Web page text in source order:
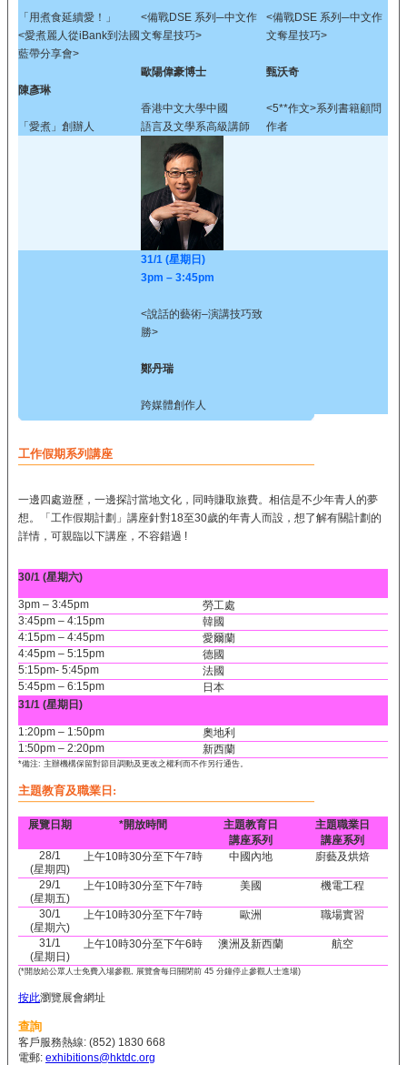
「用煮食延續愛！」
<愛煮麗人從iBank到法國
藍帶分享會>
陳彥琳
「愛煮」創辦人
<備戰DSE 系列─中文作
文奪星技巧>
歐陽偉豪博士
香港中文大學中國
語言及文學系高級講師
<備戰DSE 系列─中文作
文奪星技巧>
甄沃奇
<5**作文>系列書籍顧問
作者
31/1 (星期日)
3pm – 3:45pm
<說話的藝術–演講技巧致
勝>
鄭丹瑞
跨媒體創作人
工作假期系列講座
一邊四處遊歷，一邊探討當地文化，同時賺取旅費。相信是不少年青人的夢
想。「工作假期計劃」講座針對18至30歲的年青人而設，想了解有關計劃的
詳情，可親臨以下講座，不容錯過 !
30/1 (星期六)
3pm – 3:45pm
勞工處
3:45pm – 4:15pm
韓國
4:15pm – 4:45pm
愛爾蘭
4:45pm – 5:15pm
德國
5:15pm- 5:45pm
法國
5:45pm – 6:15pm
日本
31/1 (星期日)
1:20pm – 1:50pm
奧地利
1:50pm – 2:20pm
新西蘭
*備注: 主辦機構保留對節目調動及更改之權利而不作另行通告。
主題教育及職業日:
展覽日期 *開放時間
主題教育日
講座系列
主題職業日
講座系列
28/1
(星期四)
上午10時30分至下午7時 中國內地 廚藝及烘焙
29/1
(星期五)
上午10時30分至下午7時 美國 機電工程
30/1
(星期六)
上午10時30分至下午7時 歐洲 職場實習
31/1
(星期日)
上午10時30分至下午6時 澳洲及新西蘭 航空
(*開放給公眾人士免費入場參觀, 展覽會每日關閉前 45 分鐘停止參觀人士進場)
按此瀏覽展會網址
查詢
客戶服務熱線: (852) 1830 668
電郵: exhibitions@hktdc.org